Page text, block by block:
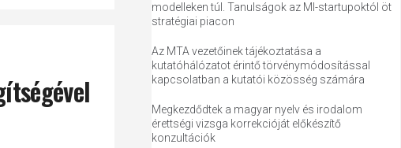
modelleken túl. Tanulságok az MI-startupoktól öt
stratégiai piacon
Az MTA vezetőinek tájékoztatása a
kutatóhálózatot érintő törvénymódosítással
kapcsolatban a kutatói közösség számára
Megkezdődtek a magyar nyelv és irodalom
érettségi vizsga korrekcióját előkészítő
konzultációk